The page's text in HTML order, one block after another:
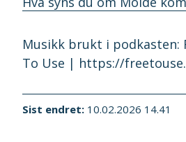
Musikk brukt i
To Use | https://
Sist endret 10.02.2026 14.41